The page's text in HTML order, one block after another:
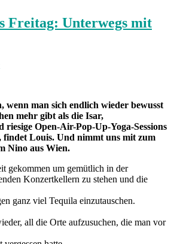
Freitag: Unterwegs mit
wenn man sich endlich wieder bewusst
mehr gibt als die Isar,
riesige Open-Air-Pop-Up-Yoga-Sessions
findet Louis. Und nimmt uns mit zum
Nino aus Wien.
gekommen um gemütlich in der
Konzertkellern zu stehen und die
ganz viel Tequila einzutauschen.
all die Orte aufzusuchen, die man vor